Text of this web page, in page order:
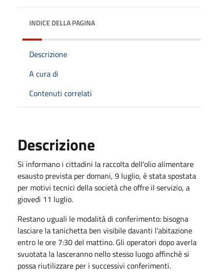
INDICE DELLA PAGINA
Descrizione
A cura di
Contenuti correlati
Descrizione
Si informano i cittadini la raccolta dell'olio alimentare
esausto prevista per domani, 9 luglio, è stata spostata
per motivi tecnici della società che offre il servizio, a
giovedì 11 luglio.
Restano uguali le modalità di conferimento: bisogna
lasciare la tanichetta ben visibile davanti l'abitazione
entro le ore 7:30 del mattino. Gli operatori dopo averla
svuotata la lasceranno nello stesso luogo affinchè si
possa riutilizzare per i successivi conferimenti.